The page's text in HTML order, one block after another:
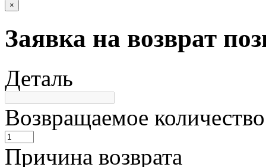
×
Заявка на возврат
Деталь
Возвращаемое количество
Причина возврата